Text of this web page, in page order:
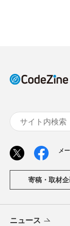
メ
寄稿・取材
ニュース